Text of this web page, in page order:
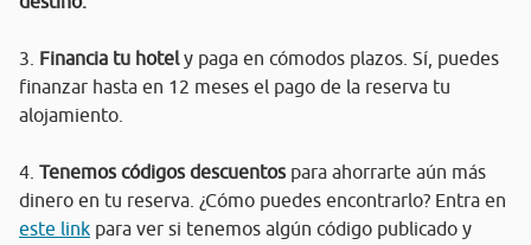
3. Financia tu hotely paga en cómodos plazos. Sí, puedes
finanzar hasta en 12 meses el pago de la reserva tu
alojamiento.
4. Tenemos códigos descuentos para ahorrarte aún más
dinero en tu reserva. ¿Cómo puedes encontrarlo? Entra en
este link para ver si tenemos algún código publicado y